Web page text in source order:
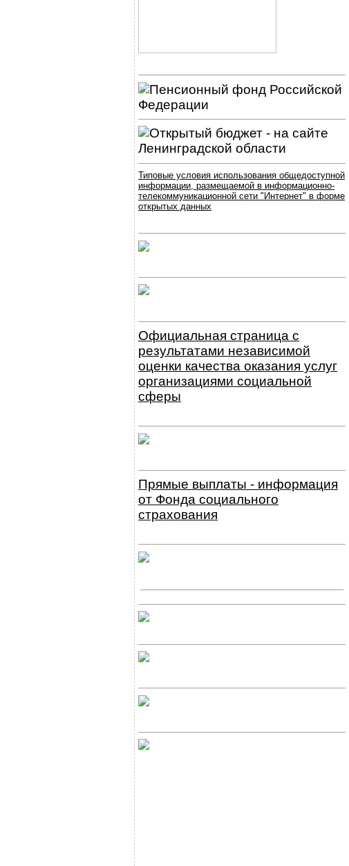
Типовые условия использования общедоступной
информации, размещаемой в информационно-
телекоммуникационной сети "Интернет" в форме
открытых данных
Официальная страница с
результатами независимой
оценки качества оказания услуг
организациями социальной
сферы
Прямые выплаты - информация
от Фонда социального
страхования